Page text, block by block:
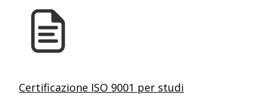
Certificazione ISO 9001 per studi